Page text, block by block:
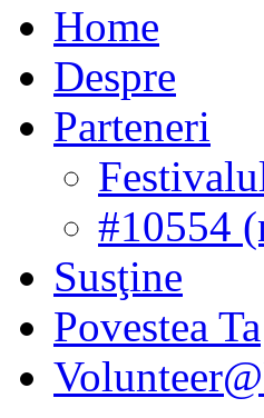
Home
Despre
Parteneri
#10554
Susţine
Povestea Ta